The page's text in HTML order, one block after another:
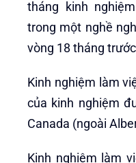
tháng kinh
trong một nghề
vòng 18 tháng
Kinh nghiệm làm
của kinh nghiệm
Canada (ngoài
Kinh nghiệm làm